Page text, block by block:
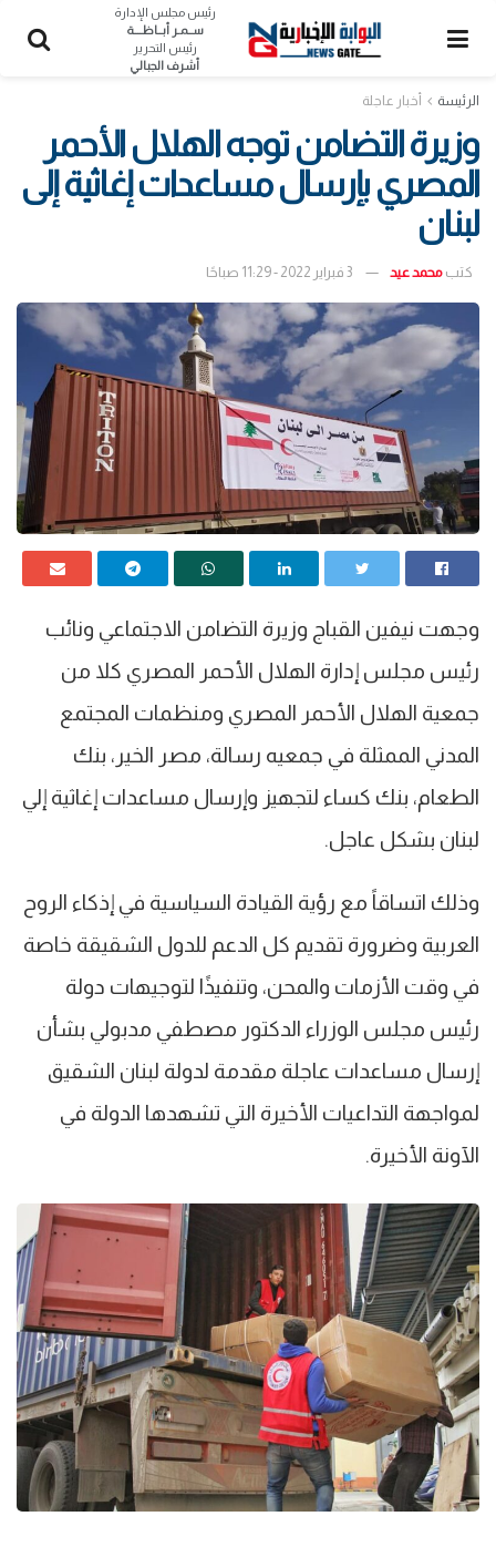
رئيس مجلس الإدارة
ســمـر أبــاظــــة
رئيس التحرير
أشرف الجبالي
الرئيسة أخبار عاجلة
وزيرة التضامن توجه الهلال الأحمر
المصري بإرسال مساعدات إغاثية إلى
لبنان
كتب محمد عيد
وجهت نيفين القباج وزيرة التضامن الاجتماعي ونائب
رئيس مجلس إدارة الهلال الأحمر المصري كلا من
جمعية الهلال الأحمر المصري ومنظمات المجتمع
المدني الممثلة في جمعيه رسالة، مصر الخير، بنك
الطعام، بنك كساء لتجهيز وإرسال مساعدات إغاثية إلي
لبنان بشكل عاجل.
وذلك اتساقاً مع رؤية القيادة السياسية في إذكاء الروح
العربية وضرورة تقديم كل الدعم للدول الشقيقة خاصة
في وقت الأزمات والمحن، وتنفيذًا لتوجيهات دولة
رئيس مجلس الوزراء الدكتور مصطفي مدبولي بشأن
إرسال مساعدات عاجلة مقدمة لدولة لبنان الشقيق
لمواجهة التداعيات الأخيرة التي تشهدها الدولة في
الآونة الأخيرة.